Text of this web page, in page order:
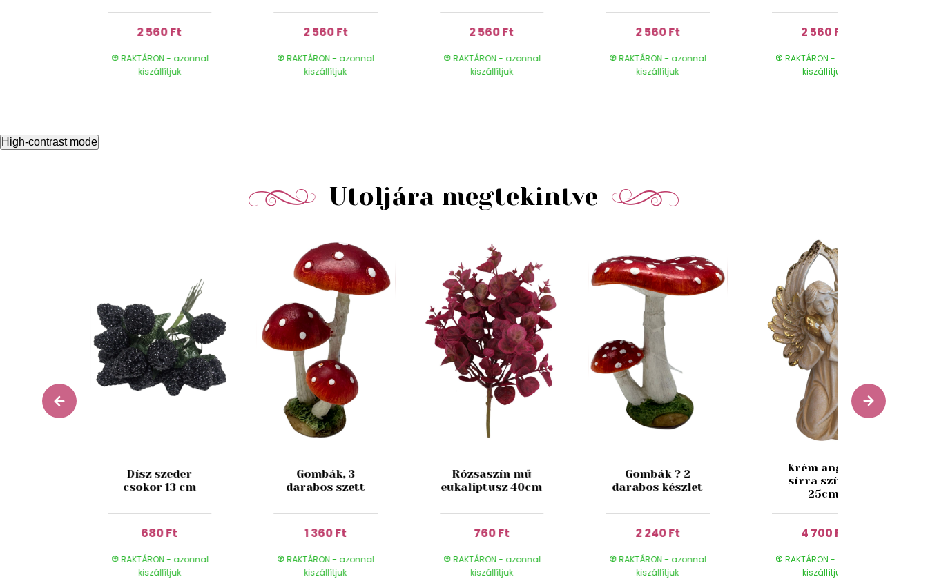
2 560 Ft
RAKTÁRON - azonnal
kiszállítjuk
2 560 Ft
RAKTÁRON - azonnal
kiszállítjuk
2 560 Ft
RAKTÁRON - azonnal
kiszállítjuk
2 560 Ft
RAKTÁRON - azonnal
kiszállítjuk
2 560 Ft
RAKTÁRON - azonnal
kiszállítjuk
High-contrast mode
Utoljára megtekintve
Dísz szeder
csokor 13 cm
680 Ft
RAKTÁRON - azonnal
kiszállítjuk
Gombák, 3
darabos szett
1 360 Ft
RAKTÁRON - azonnal
kiszállítjuk
Rózsaszín mű
eukaliptusz 40cm
760 Ft
RAKTÁRON - azonnal
kiszállítjuk
Gombák ? 2
darabos készlet
2 240 Ft
RAKTÁRON - azonnal
kiszállítjuk
Krém angyal
sírra szívvel
25cm
4 700 Ft
RAKTÁRON - azonnal
kiszállítjuk